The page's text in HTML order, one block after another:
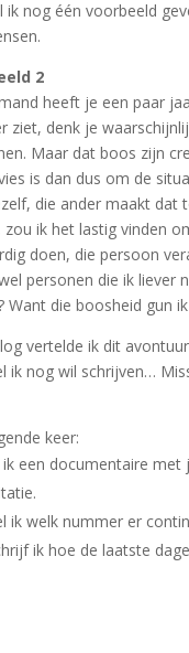
ik nog één voorbeeld
2
heeft je een paar
ziet, denk je
Maar dat boos zijn
is dan dus om de
die ander maakt dat
zou ik het lastig vinden
doen, die persoon
personen die ik liever
Want die boosheid gun
vertelde ik dit
ik nog wil schrijven…
keer:
ik een documentaire met
ik welk nummer er
ik hoe de laatste